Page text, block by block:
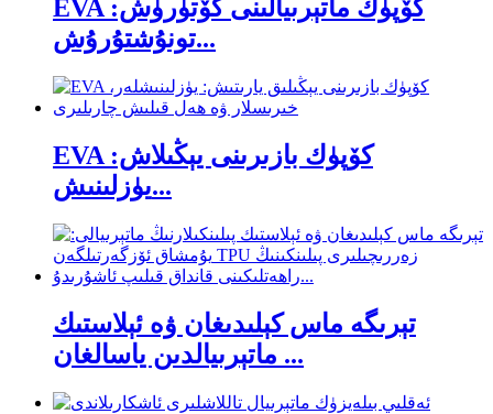
EVA كۆپۈك ماتېرىيالىنى كۆتۈرۈش:
تونۇشتۇرۇش...
EVA كۆپۈك بازىرىنى يېڭىلاش:
يۈزلىنىش...
تېرىگە ماس كېلىدىغان ۋە ئېلاستىك
ماتېرىيالدىن ياسالغان ...